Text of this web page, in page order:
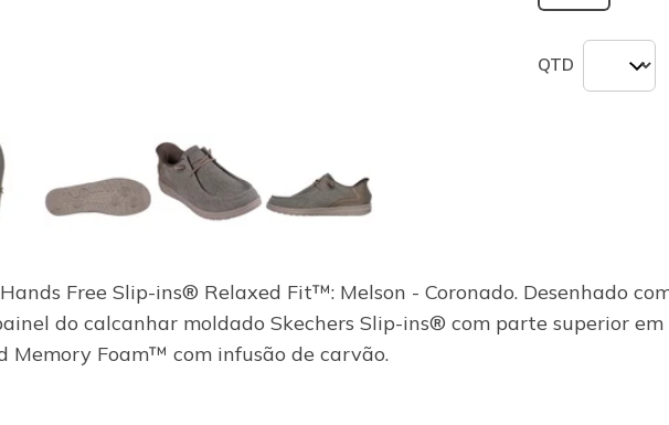
QTD
Free Slip-ins® Relaxed Fit™: Melson - Coronado. Desenhado
do calcanhar moldado Skechers Slip-ins® com parte superior
Memory Foam™ com infusão de carvão.